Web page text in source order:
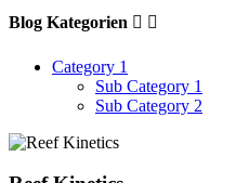
Blog Kategorien  
Category 1
Sub Category 1
Sub Category 2